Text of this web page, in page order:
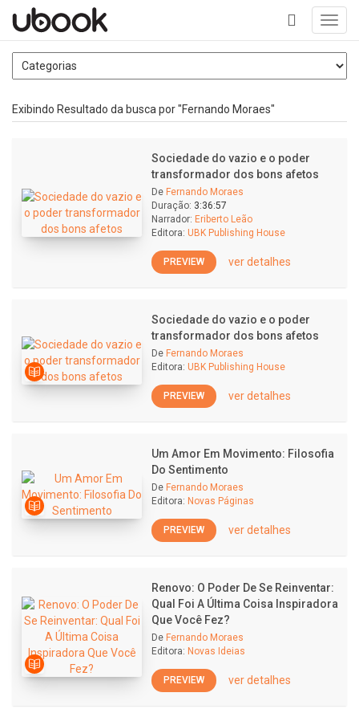
+
Exibindo Resultado da busca por "Fernando Moraes"
Sociedade do vazio e o poder
transformador dos bons afetos
De Fernando Moraes
Duração: 3:36:57
Narrador: Eriberto Leão
Editora: UBK Publishing House
PREVIEW ver detalhes
Sociedade do vazio e o poder
transformador dos bons afetos
De Fernando Moraes
Editora: UBK Publishing House
PREVIEW ver detalhes
Um Amor Em Movimento: Filosofia
Do Sentimento
De Fernando Moraes
Editora: Novas Páginas
PREVIEW ver detalhes
Renovo: O Poder De Se Reinventar:
Qual Foi A Última Coisa Inspiradora
Que Você Fez?
De Fernando Moraes
Editora: Novas Ideias
PREVIEW ver detalhes